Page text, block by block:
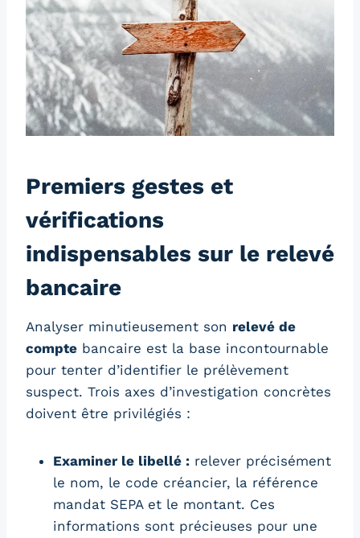
Premiers gestes et
vérifications
indispensables sur le relevé
bancaire
Analyser minutieusement son relevé de
compte bancaire est la base incontournable
pour tenter d’identifier le prélèvement
suspect. Trois axes d’investigation concrètes
doivent être privilégiés :
Examiner le libellé : relever précisément
le nom, le code créancier, la référence
mandat SEPA et le montant. Ces
informations sont précieuses pour une